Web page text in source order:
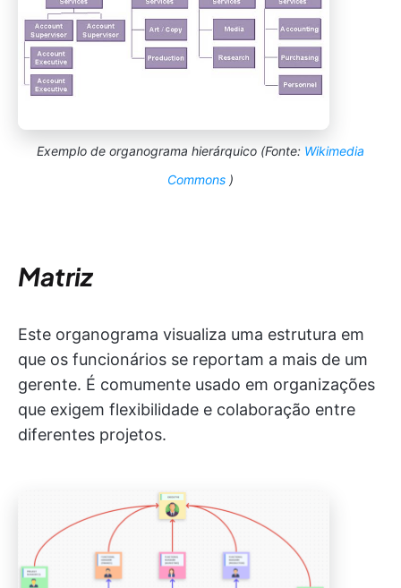
Exemplo de organograma hierárquico (Fonte: Wikimedia
Commons )
Matriz
Este organograma visualiza uma estrutura em
que os funcionários se reportam a mais de um
gerente. É comumente usado em organizações
que exigem flexibilidade e colaboração entre
diferentes projetos.